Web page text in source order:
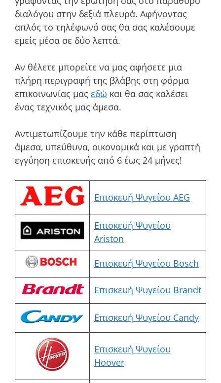
διαλόγου στην δεξιά πλευρά. Αφήνοντας
απλός το τηλέφωνό σας θα σας καλέσουμε
εμείς μέσα σε δύο λεπτά.
Αν θέλετε μπορείτε να μας αφήσετε μια
πλήρη περιγραφή της βλάβης στη φόρμα
επικοινωνίας μας εδώ και θα σας καλέσει
ένας τεχνικός μας άμεσα.
Αντιμετωπίζουμε την κάθε περίπτωση
άμεσα, υπεύθυνα, οικονομικά και με γραπτή
εγγύηση επισκευής από 6 έως 24 μήνες!
Επισκευή Ψυγείου AEG
Επισκευή Ψυγείου
Ariston
Επισκευή Ψυγείου Bosch
Επισκευή Ψυγείου Brandt
Επισκευή Ψυγείου Candy
Επισκευή Ψυγείου
Hoover